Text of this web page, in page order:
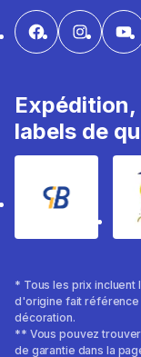
labels de
* Tous les prix
d'origine fait référence
décoration.
** Vous pouvez
de garantie dans la